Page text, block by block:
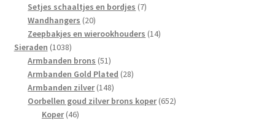
producten
Setjes schaaltjes en bordjes 77
Wandhangers 2020
producten
Zeepbakjes en wierookhouders 1414
Sieraden 10381038
producten
Armbanden brons 5151
producten
Armbanden Gold Plated 2828
Armbanden zilver 148148
producten
Oorbellen goud zilver brons koper 652652
Koper 4646